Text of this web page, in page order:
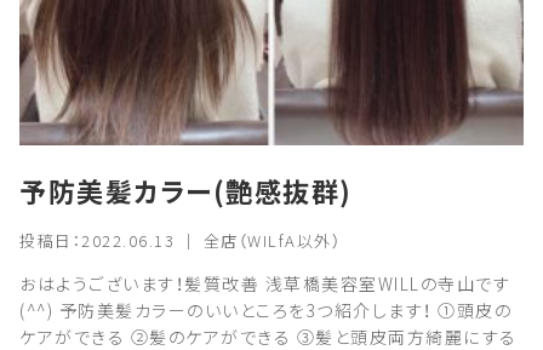
予防美髪カラー(艶感抜群)
投稿日：2022.06.13 ｜ 全店（WILfA以外）
おはようございます！髪質改善 浅草橋美容室WILLの寺山です
(^^) 予防美髪カラーのいいところを3つ紹介します！ ①頭皮の
ケアができる ②髪のケアができる ③髪と頭皮両方綺麗にする